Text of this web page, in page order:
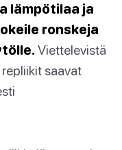
lämpötilaa ja
ronskeja
Viettelevistä
saavat